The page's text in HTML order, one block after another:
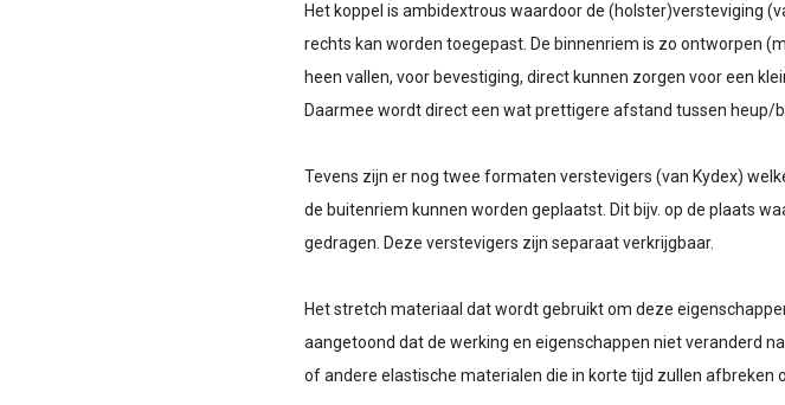
Het koppel is ambidextrous waardoor de (holster)versteviging
rechts kan worden toegepast. De binnenriem is zo ontworpen
heen vallen, voor bevestiging, direct kunnen zorgen voor een
Daarmee wordt direct een wat prettigere afstand tussen heup/
Tevens zijn er nog twee formaten verstevigers (van Kydex)
de buitenriem kunnen worden geplaatst. Dit bijv. op de plaats
gedragen. Deze verstevigers zijn separaat verkrijgbaar.
Het stretch materiaal dat wordt gebruikt om deze
aangetoond dat de werking en eigenschappen niet veranderd
of andere elastische materialen die in korte tijd zullen afbreken